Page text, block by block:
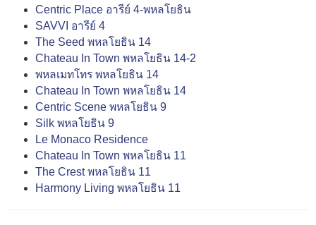
Centric Place อารีย์ 4-พหลโยธิน
SAVVI อารีย์ 4
The Seed พหลโยธิน 14
Chateau In Town พหลโยธิน 14-2
พหลเมทโทร พหลโยธิน 14
Chateau In Town พหลโยธิน 14
Centric Scene พหลโยธิน 9
Silk พหลโยธิน 9
Le Monaco Residence
Chateau In Town พหลโยธิน 11
The Crest พหลโยธิน 11
Harmony Living พหลโยธิน 11